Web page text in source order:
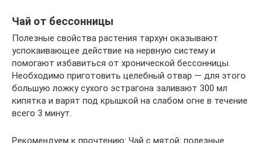
Чай от бессонницы
Полезные свойства растения тархун оказывают
успокаивающее действие на нервную систему и
помогают избавиться от хронической бессонницы.
Необходимо приготовить целебный отвар — для этого
большую ложку сухого эстрагона заливают 300 мл
кипятка и варят под крышкой на слабом огне в течение
всего 3 минут.
Рекомендуем к прочтению: Чай с мятой: полезные